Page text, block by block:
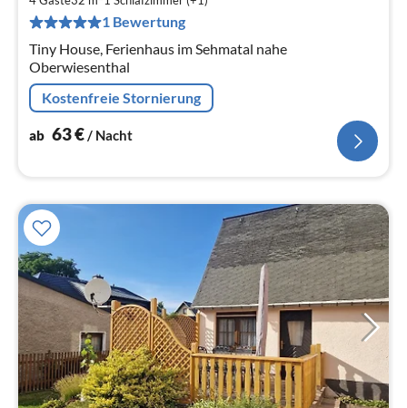
1 Bewertung
Tiny House, Ferienhaus im Sehmatal nahe
Oberwiesenthal
Kostenfreie Stornierung
ab 63€/ Nacht